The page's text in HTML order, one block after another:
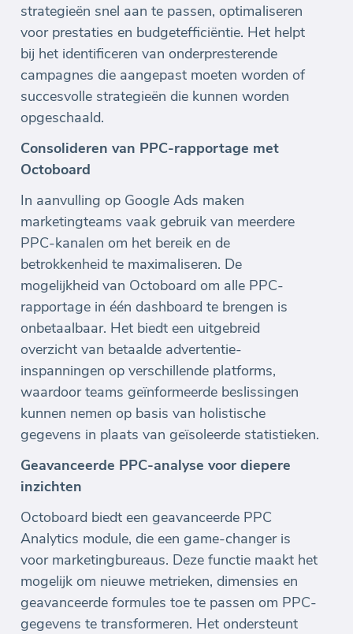
strategieën snel aan te passen, optimaliseren
voor prestaties en budgetefficiëntie. Het helpt
bij het identificeren van onderpresterende
campagnes die aangepast moeten worden of
succesvolle strategieën die kunnen worden
opgeschaald.
Consolideren van PPC-rapportage met
Octoboard
In aanvulling op Google Ads maken
marketingteams vaak gebruik van meerdere
PPC-kanalen om het bereik en de
betrokkenheid te maximaliseren. De
mogelijkheid van Octoboard om alle PPC-
rapportage in één dashboard te brengen is
onbetaalbaar. Het biedt een uitgebreid
overzicht van betaalde advertentie-
inspanningen op verschillende platforms,
waardoor teams geïnformeerde beslissingen
kunnen nemen op basis van holistische
gegevens in plaats van geïsoleerde statistieken.
Geavanceerde PPC-analyse voor diepere
inzichten
Octoboard biedt een geavanceerde PPC
Analytics module, die een game-changer is
voor marketingbureaus. Deze functie maakt het
mogelijk om nieuwe metrieken, dimensies en
geavanceerde formules toe te passen om PPC-
gegevens te transformeren. Het ondersteunt